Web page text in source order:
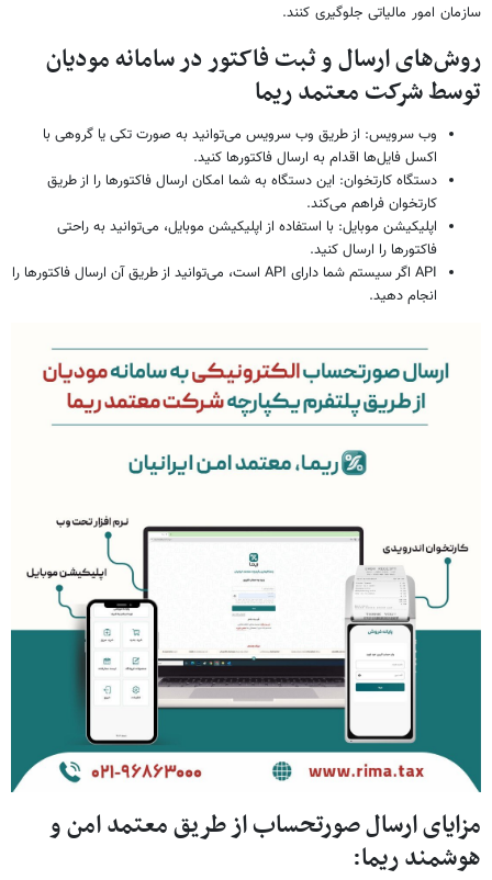
سازمان امور مالیاتی جلوگیری کنند.
روش‌های ارسال و ثبت فاکتور در سامانه مودیان
توسط شرکت معتمد ریما
وب سرویس: از طریق وب سرویس می‌توانید به صورت تکی یا گروهی با
اکسل فایل‌ها اقدام به ارسال فاکتورها کنید.
دستگاه کارتخوان: این دستگاه به شما امکان ارسال فاکتورها را از طریق
کارتخوان فراهم می‌کند.
اپلیکیشن موبایل: با استفاده از اپلیکیشن موبایل، می‌توانید به راحتی
فاکتورها را ارسال کنید.
API اگر سیستم شما دارای API است، می‌توانید از طریق آن ارسال فاکتورها را
انجام دهید.
مزایای ارسال صورتحساب از طریق معتمد امن و
هوشمند ریما: